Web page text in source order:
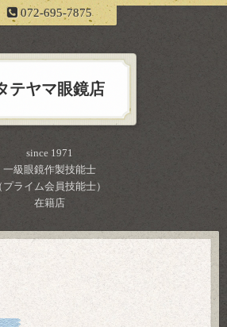
072-695-7875
テヤマ眼鏡店
since 1971
一級眼鏡作製技能士
プライム会員技能士）
在籍店